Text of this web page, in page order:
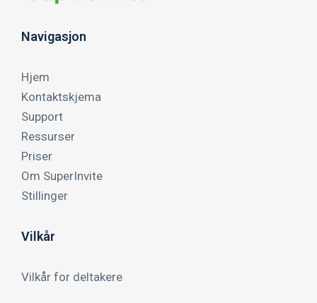
Navigasjon
Hjem
Kontaktskjema
Support
Ressurser
Priser
Om SuperInvite
Stillinger
Vilkår
Vilkår for deltakere